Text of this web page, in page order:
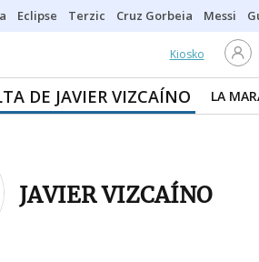
Eclipse Terzic Cruz Gorbeia Messi
Kiosko
DE JAVIER VIZCAÍNO LA
JAVIER VIZCAÍNO